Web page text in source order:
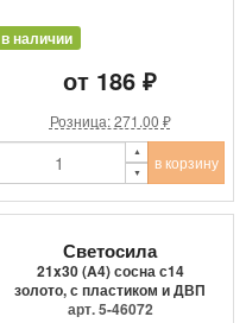
в наличии
от 186 ₽
Розница: 271.00 ₽
в корзину
Светосила
21x30 (A4) сосна с14
золото, с пластиком и ДВП
арт. 5-46072